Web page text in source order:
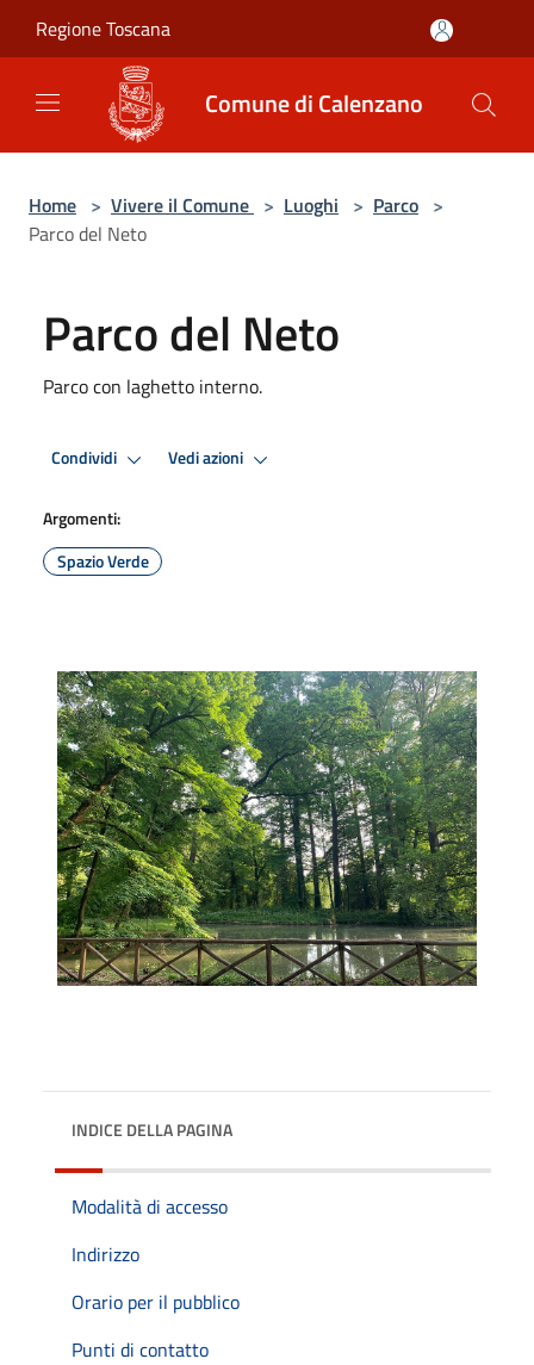
Regione Toscana
Comune di Calenzano
Home > Vivere il Comune > Luoghi > Parco >
Parco del Neto
Parco del Neto
Parco con laghetto interno.
Condividi Vedi azioni
Argomenti:
Spazio Verde
INDICE DELLA PAGINA
Modalità di accesso
Indirizzo
Orario per il pubblico
Punti di contatto